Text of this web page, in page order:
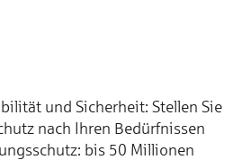
und Sicherheit: Stellen Sie
nach Ihren Bedürfnissen
bis 50 Millionen